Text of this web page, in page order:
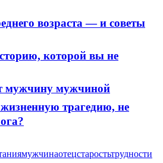
возраста — и советы
которой вы не
мужчину мужчиной
трагедию, не
мужчинаотецстаростьтрудности